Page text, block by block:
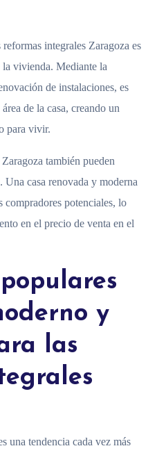
integrales Zaragoza es
vivienda. Mediante la
de instalaciones, es
de la casa, creando un
para vivir.
también pueden
casa renovada y moderna
compradores potenciales, lo
en el precio de venta en el
y
las
una tendencia cada vez más